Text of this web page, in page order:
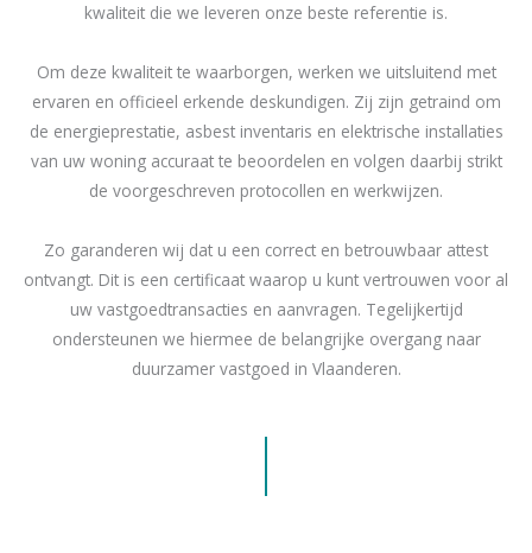
kwaliteit die we leveren onze beste referentie is.
Om deze kwaliteit te waarborgen, werken we uitsluitend met
ervaren en officieel erkende deskundigen. Zij zijn getraind om
de energieprestatie, asbest inventaris en elektrische installaties
van uw woning accuraat te beoordelen en volgen daarbij strikt
de voorgeschreven protocollen en werkwijzen.
Zo garanderen wij dat u een correct en betrouwbaar attest
ontvangt. Dit is een certificaat waarop u kunt vertrouwen voor al
uw vastgoedtransacties en aanvragen. Tegelijkertijd
ondersteunen we hiermee de belangrijke overgang naar
duurzamer vastgoed in Vlaanderen.